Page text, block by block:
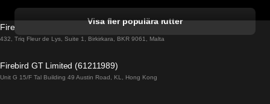
Tåg från Porto till Faro
Tåg från Barcelona till Madrid
Visa fler populära rutter
Firebird GT Limited (OC 1451)
432, Triq Fleur de Lys, Suite 1, Birkirkara, BKR 9061, Malta
Firebird GT Limited (61211989)
Unit G 15/F Tal Building 49 Austin Road, KL, Hong Kong